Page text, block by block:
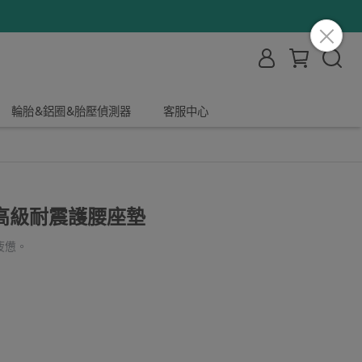
輪胎&鋁圈&胎壓偵測器 客服中心
級耐震護腰座墊
。